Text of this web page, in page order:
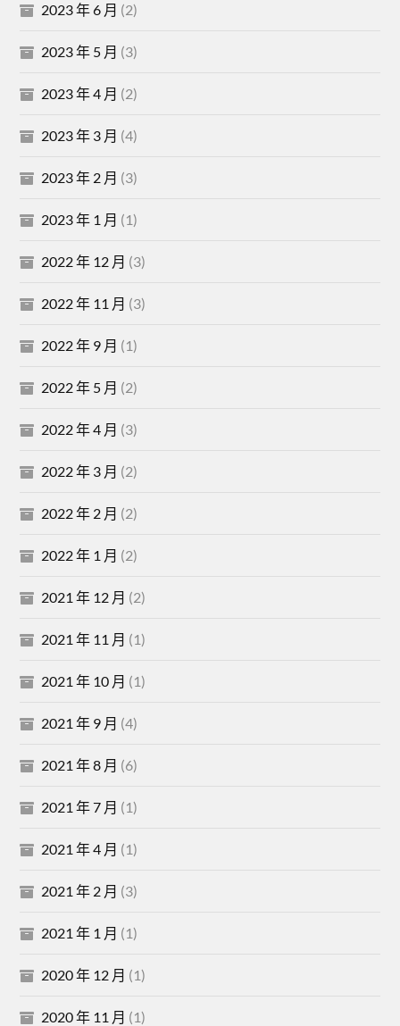
2023 年 6 月 (2)
2023 年 5 月 (3)
2023 年 4 月 (2)
2023 年 3 月 (4)
2023 年 2 月 (3)
2023 年 1 月 (1)
2022 年 12 月 (3)
2022 年 11 月 (3)
2022 年 9 月 (1)
2022 年 5 月 (2)
2022 年 4 月 (3)
2022 年 3 月 (2)
2022 年 2 月 (2)
2022 年 1 月 (2)
2021 年 12 月 (2)
2021 年 11 月 (1)
2021 年 10 月 (1)
2021 年 9 月 (4)
2021 年 8 月 (6)
2021 年 7 月 (1)
2021 年 4 月 (1)
2021 年 2 月 (3)
2021 年 1 月 (1)
2020 年 12 月 (1)
2020 年 11 月 (1)